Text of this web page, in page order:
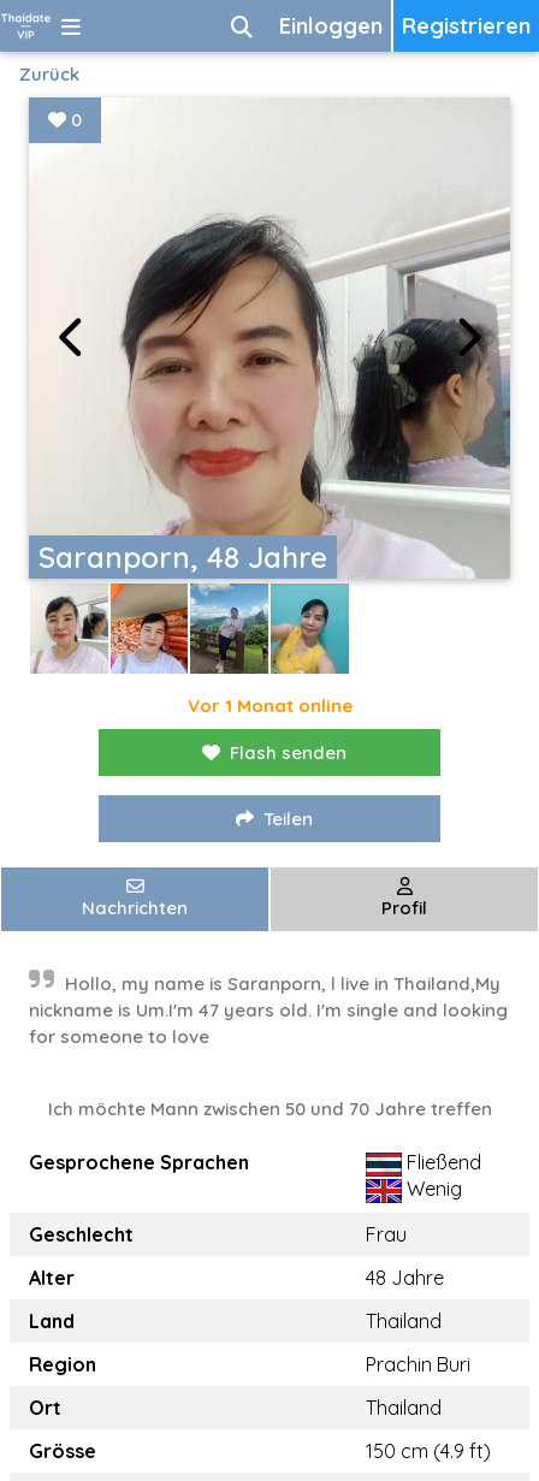
Registrieren
Einloggen
Zurück
Saranporn, 48 Jahre
0
Vor 1 Monat online
Flash senden
Teilen
Nachrichten Profil
Hollo, my name is Saranporn, l live in Thailand,My
nickname is Um.I'm 47 years old. I'm single and looking
for someone to love
Ich möchte Mann zwischen 50 und 70 Jahre treffen
Gesprochene Sprachen
Fließend
Wenig
Geschlecht
Frau
Alter
48 Jahre
Land
Thailand
Region
Prachin Buri
Ort
Thailand
Grösse
150 cm (4.9 ft)